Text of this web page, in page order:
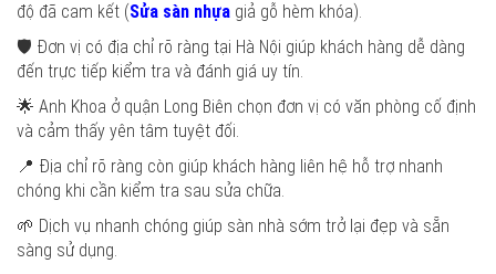
độ đã cam kết (Sửa sàn nhựa giả gỗ hèm khóa).
🛡️ Đơn vị có địa chỉ rõ ràng tại Hà Nội giúp khách hàng dễ dàng
đến trực tiếp kiểm tra và đánh giá uy tín.
🌟 Anh Khoa ở quận Long Biên chọn đơn vị có văn phòng cố định
và cảm thấy yên tâm tuyệt đối.
📍 Địa chỉ rõ ràng còn giúp khách hàng liên hệ hỗ trợ nhanh
chóng khi cần kiểm tra sau sửa chữa.
🌱 Dịch vụ nhanh chóng giúp sàn nhà sớm trở lại đẹp và sẵn
sàng sử dụng.